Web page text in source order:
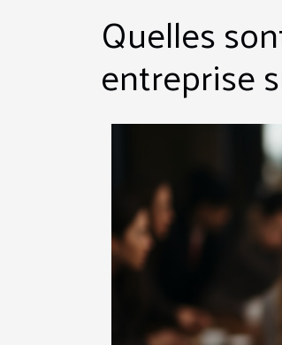
Quelles
entreprise